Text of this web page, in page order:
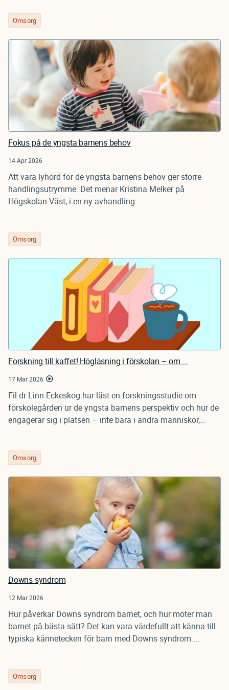
Omsorg
Fokus på de yngsta barnens behov
14 Apr 2026
Att vara lyhörd för de yngsta barnens behov ger större
handlingsutrymme. Det menar Kristina Melker på
Högskolan Väst, i en ny avhandling.
Omsorg
Forskning till kaffet! Högläsning i förskolan – om ...
17 Mar 2026
Fil.dr Linn Eckeskog har läst en forskningsstudie om
förskolegården ur de yngsta barnens perspektiv och hur de
engagerar sig i platsen – inte bara i andra människor,...
Omsorg
Downs syndrom
12 Mar 2026
Hur påverkar Downs syndrom barnet, och hur möter man
barnet på bästa sätt? Det kan vara värdefullt att känna till
typiska kännetecken för barn med Downs syndrom....
Omsorg